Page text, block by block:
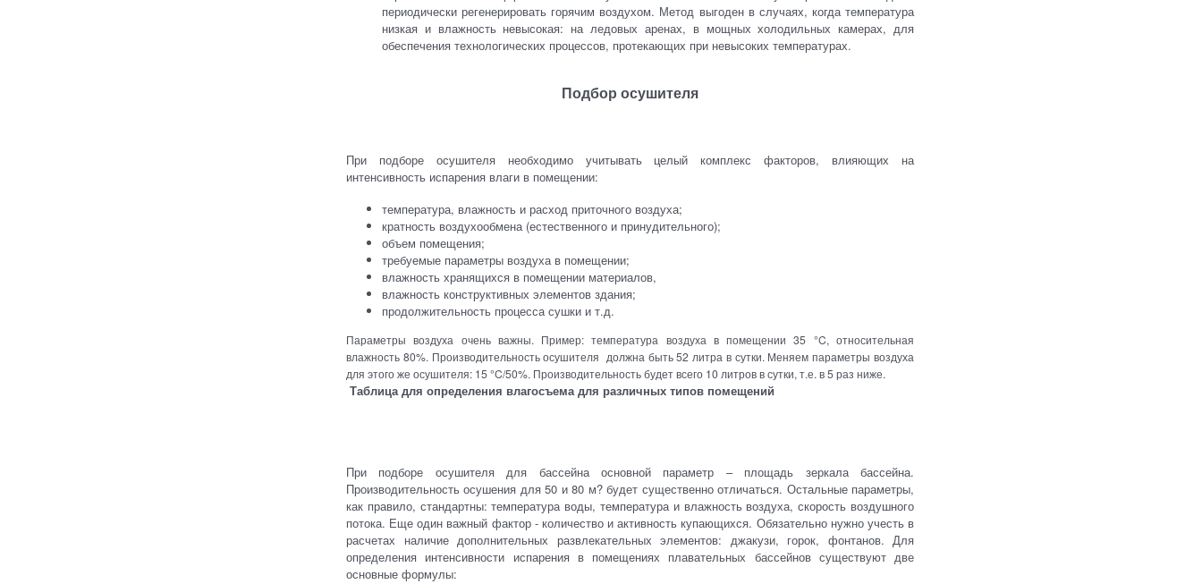
периодически регенерировать горячим воздухом. Метод выгоден в случаях, когда температура
низкая и влажность невысокая: на ледовых аренах, в мощных холодильных камерах, для
обеспечения технологических процессов, протекающих при невысоких температурах.
Подбор осушителя
При подборе осушителя необходимо учитывать целый комплекс факторов, влияющих на
интенсивность испарения влаги в помещении:
температура, влажность и расход приточного воздуха;
кратность воздухообмена (естественного и принудительного);
объем помещения;
требуемые параметры воздуха в помещении;
влажность хранящихся в помещении материалов,
влажность конструктивных элементов здания;
продолжительность процесса сушки и т.д.
Параметры воздуха очень важны. Пример: температура воздуха в помещении 35 °C, относительная
влажность 80%. Производительность осушителя должна быть 52 литра в сутки. Меняем параметры воздуха
для этого же осушителя: 15 °C/50%. Производительность будет всего 10 литров в сутки, т.е. в 5 раз ниже.
Таблица для определения влагосъема для различных типов помещений
При подборе осушителя для бассейна основной параметр – площадь зеркала бассейна.
Производительность осушения для 50 и 80 м? будет существенно отличаться. Остальные параметры,
как правило, стандартны: температура воды, температура и влажность воздуха, скорость воздушного
потока. Еще один важный фактор - количество и активность купающихся. Обязательно нужно учесть в
расчетах наличие дополнительных развлекательных элементов: джакузи, горок, фонтанов. Для
определения интенсивности испарения в помещениях плавательных бассейнов существуют две
основные формулы: